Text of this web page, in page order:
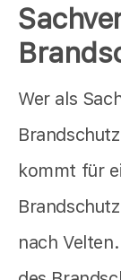
Wer als
kommt für
nach